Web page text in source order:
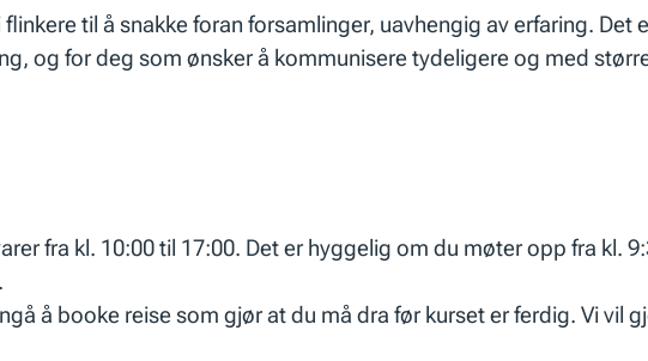
til å snakke foran forsamlinger, uavhengig av erfaring.
og for deg som ønsker å kommunisere tydeligere og med
fra kl. 10:00 til 17:00. Det er hyggelig om du møter opp fra kl.
å booke reise som gjør at du må dra før kurset er ferdig. Vi vil